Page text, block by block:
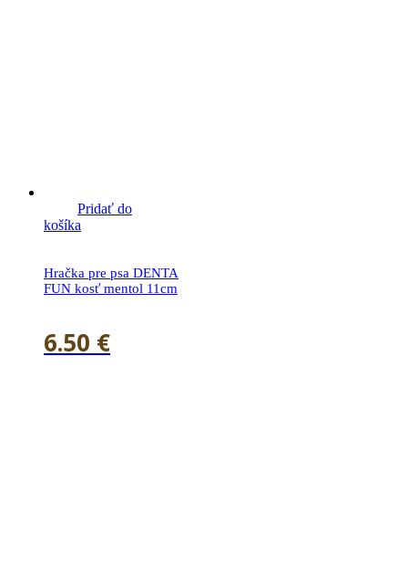
Pridať do
košíka
Hračka pre psa DENTA
FUN kosť mentol 11cm
6.50 €